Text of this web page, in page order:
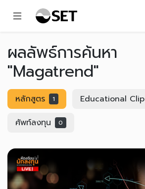
ผลลัพธ์การค้นหา
"Magatrend"
หลักสูตร 1 Educational Clip
ศัพท์ลงทุน 0